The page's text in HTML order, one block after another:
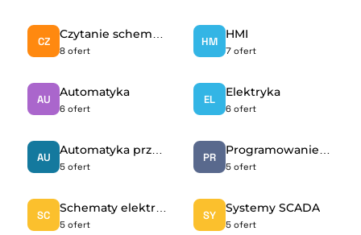
CZ
8 ofert
HM
HMI
7 ofert
AU
Automatyka
6 ofert
EL
Elektryka
6 ofert
AU
5 ofert
PR
5 ofert
SC
5 ofert
SY
Systemy SCADA
5 ofert